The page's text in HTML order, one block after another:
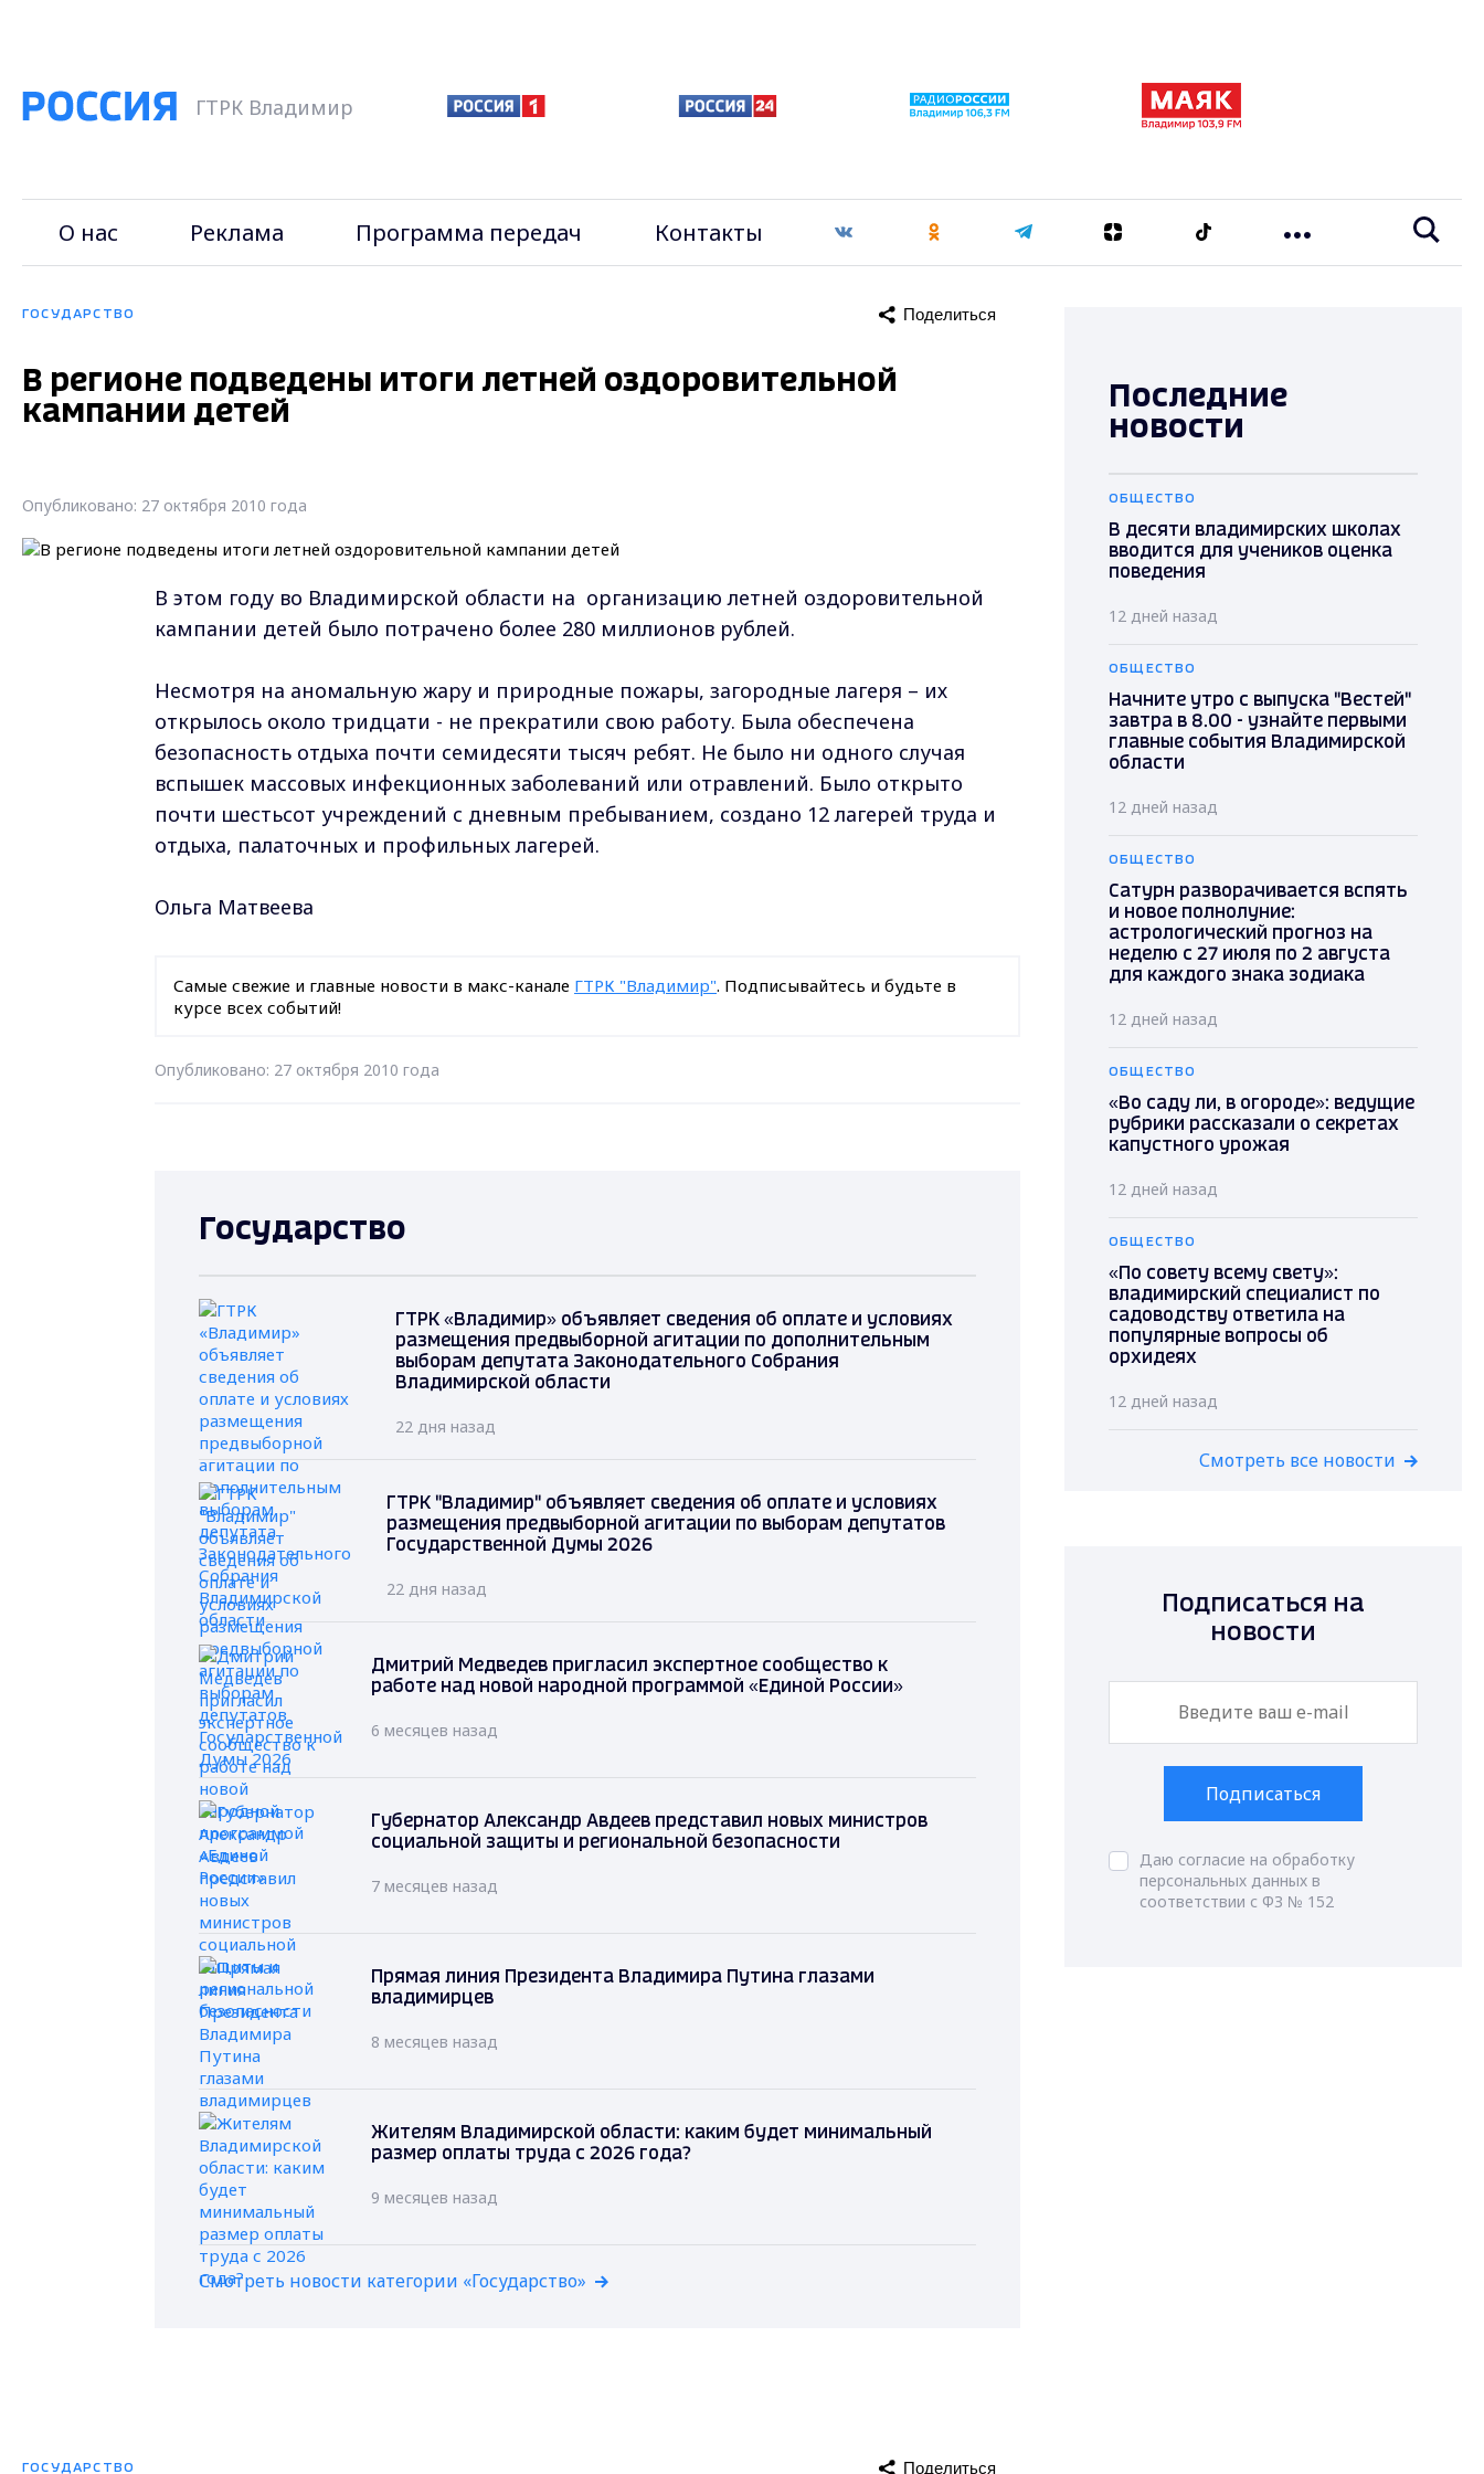
ГТРК Владимир
О нас Реклама Программа передач Контакты
ГОСУДАРСТВО Поделиться
В регионе подведены итоги летней оздоровительной
кампании детей
Опубликовано: 27 октября 2010 года
В этом году во Владимирской области на организацию летней оздоровительной
кампании детей было потрачено более 280 миллионов рублей.
Несмотря на аномальную жару и природные пожары, загородные лагеря – их
открылось около тридцати - не прекратили свою работу. Была обеспечена
безопасность отдыха почти семидесяти тысяч ребят. Не было ни одного случая
вспышек массовых инфекционных заболеваний или отравлений. Было открыто
почти шестьсот учреждений с дневным пребыванием, создано 12 лагерей труда и
отдыха, палаточных и профильных лагерей.
Ольга Матвеева
Самые свежие и главные новости в макс-канале ГТРК "Владимир". Подписывайтесь и будьте в
курсе всех событий!
Опубликовано: 27 октября 2010 года
Государство
ГТРК «Владимир» объявляет сведения об оплате и условиях
размещения предвыборной агитации по дополнительным
выборам депутата Законодательного Собрания
Владимирской области
22 дня назад
ГТРК "Владимир" объявляет сведения об оплате и условиях
размещения предвыборной агитации по выборам депутатов
Государственной Думы 2026
22 дня назад
Дмитрий Медведев пригласил экспертное сообщество к
работе над новой народной программой «Единой России»
6 месяцев назад
Губернатор Александр Авдеев представил новых министров
социальной защиты и региональной безопасности
7 месяцев назад
Прямая линия Президента Владимира Путина глазами
владимирцев
8 месяцев назад
Жителям Владимирской области: каким будет минимальный
размер оплаты труда с 2026 года?
9 месяцев назад
Смотреть новости категории «Государство»
ГОСУДАРСТВО Поделиться
Последние
новости
ОБЩЕСТВО
В десяти владимирских школах
вводится для учеников оценка
поведения
12 дней назад
ОБЩЕСТВО
Начните утро с выпуска "Вестей"
завтра в 8.00 - узнайте первыми
главные события Владимирской
области
12 дней назад
ОБЩЕСТВО
Сатурн разворачивается вспять
и новое полнолуние:
астрологический прогноз на
неделю с 27 июля по 2 августа
для каждого знака зодиака
12 дней назад
ОБЩЕСТВО
«Во саду ли, в огороде»: ведущие
рубрики рассказали о секретах
капустного урожая
12 дней назад
ОБЩЕСТВО
«По совету всему свету»:
владимирский специалист по
садоводству ответила на
популярные вопросы об
орхидеях
12 дней назад
Смотреть все новости
Подписаться на
новости
Подписаться
Даю согласие на обработку
персональных данных в
соответствии с ФЗ № 152